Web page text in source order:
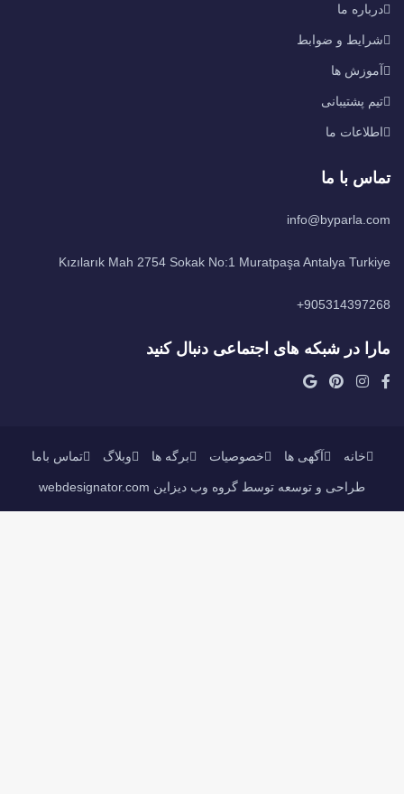
درباره ما
شرایط و ضوابط
آموزش ها
تیم پشتیبانی
اطلاعات ما
تماس با ما
info@byparla.com
Kızılarık Mah 2754 Sokak No:1 Muratpaşa Antalya Turkiye
905314397268+
مارا در شبکه های اجتماعی دنبال کنید
خانه آگهی ها خصوصیات برگه ها وبلاگ تماس باما
طراحی و توسعه توسط گروه وب دیزاین webdesignator.com